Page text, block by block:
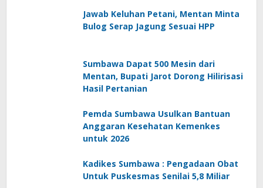
Jawab Keluhan Petani, Mentan Minta
Bulog Serap Jagung Sesuai HPP
Sumbawa Dapat 500 Mesin dari
Mentan, Bupati Jarot Dorong Hilirisasi
Hasil Pertanian
Pemda Sumbawa Usulkan Bantuan
Anggaran Kesehatan Kemenkes
untuk 2026
Kadikes Sumbawa : Pengadaan Obat
Untuk Puskesmas Senilai 5,8 Miliar